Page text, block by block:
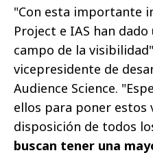
"Con esta importante
Project e IAS han
campo de la
vicepresidente de
Audience Science.
ellos para poner estos
disposición de todos
buscan tener una